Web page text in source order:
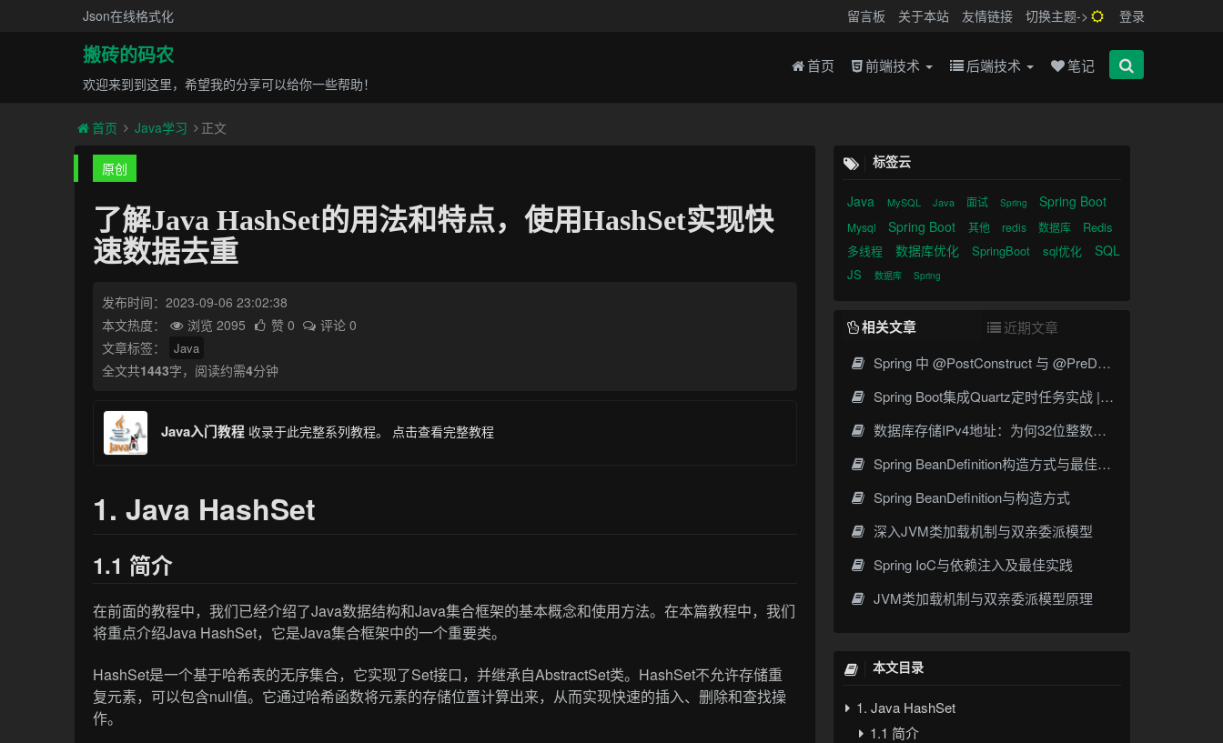
Json在线格式化 留言板 关于本站 友情链接 切换主题-> 登录
搬砖的码农
欢迎来到到这里，希望我的分享可以给你一些帮助！
首页 前端技术 后端技术 笔记
首页 Java学习 正文
原创
了解Java HashSet的用法和特点，使用HashSet实现快
速数据去重
发布时间：2023-09-06 23:02:38
本文热度：
浏览 2095 赞 0
评论 0
文章标签：
Java
全文共1443字，阅读约需4分钟
Java入门教程 收录于此完整系列教程。 点击查看完整教程
1. Java HashSet
1.1 简介
在前面的教程中，我们已经介绍了Java数据结构和Java集合框架的基本概念和使用方法。在本篇教程中，我们
将重点介绍Java HashSet，它是Java集合框架中的一个重要类。
HashSet是一个基于哈希表的无序集合，它实现了Set接口，并继承自AbstractSet类。HashSet不允许存储重
复元素，可以包含null值。它通过哈希函数将元素的存储位置计算出来，从而实现快速的插入、删除和查找操
作。
标签云
Java MySQL Java 面试 Spring Spring Boot
Mysql Spring Boot 其他 redis 数据库
Redis
多线程
数据库优化 SpringBoot sql优化 SQL
JS 数据库 Spring
相关文章
近期文章
Spring 中 @PostConstruct 与 @PreDestroy 的完整与实战
Spring Boot集成Quartz定时任务实战 | Cron表达式详解
数据库存储IPv4地址：为何32位整数优于字符串 | 性能分析
Spring BeanDefinition构造方式与最佳实践
Spring BeanDefinition与构造方式
深入JVM类加载机制与双亲委派模型
Spring IoC与依赖注入及最佳实践
JVM类加载机制与双亲委派模型原理
本文目录
1. Java HashSet
1.1 简介